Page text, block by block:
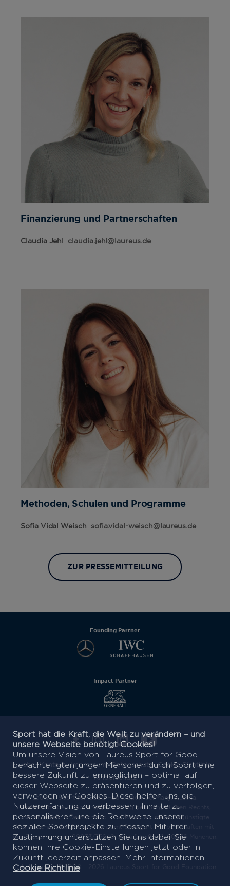
Finanzierung und Partnerschaften
Claudia Jehl : claudia.jehl@laureus.de
Methoden, Schulen und Programme
Sofia Vidal Weisch: sofia.vidal-weisch@laureus.de
ZUR PRESSEMITTEILUNG
Founding Partner
Impact Partner
Jobs Kontakt Impressum Datenschutz
Cookie Richtlinie
Kinderschutz
Laureus Sport for Good Foundation Germany, Austria.
Gemeinnützige, unabhängige Stiftung des bürgerlichen Rechts,
steuerbefreit in Deutschland. Anerkannt als steuerbegünstigte
Körperschaft durch das Finanzamt Stuttgart-Körperschaften mit
der Steuernummer 99033/35649. Arnulfstraße 61, 80636 München.
Urheberrecht © 2000 - 2026 Laureus Sport for Good Foundation
Sport hat die Kraft, die Welt zu verändern – und
unsere Webseite benötigt Cookies!
Um unsere Vision von Laureus Sport for Good –
benachteiligten jungen Menschen durch Sport eine
bessere Zukunft zu ermöglichen – optimal auf
dieser Webseite zu präsentieren und zu verfolgen,
verwenden wir Cookies. Diese helfen uns, die
Nutzererfahrung zu verbessern, Inhalte zu
personalisieren und die Reichweite unserer
sozialen Sportprojekte zu messen. Mit ihrer
Zustimmung unterstützen Sie uns dabei. Sie
können Ihre Cookie-Einstellungen jetzt oder in
Zukunft jederzeit anpassen. Mehr Informationen:
Cookie Richtlinie